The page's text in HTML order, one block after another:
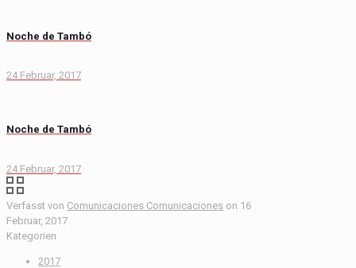
Noche de Tambó
24 Februar, 2017
Noche de Tambó
24 Februar, 2017
Verfasst von Comunicaciones Comunicaciones on 16
Februar, 2017
Kategorien
2017